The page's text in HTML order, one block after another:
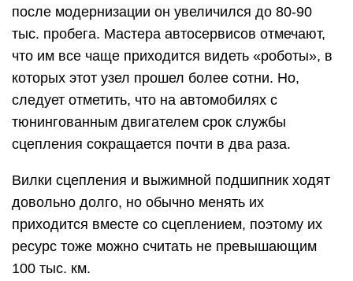
после модернизации он увеличился до 80-90
тыс. пробега. Мастера автосервисов отмечают,
что им все чаще приходится видеть «роботы», в
которых этот узел прошел более сотни. Но,
следует отметить, что на автомобилях с
тюнингованным двигателем срок службы
сцепления сокращается почти в два раза.
Вилки сцепления и выжимной подшипник ходят
довольно долго, но обычно менять их
приходится вместе со сцеплением, поэтому их
ресурс тоже можно считать не превышающим
100 тыс. км.